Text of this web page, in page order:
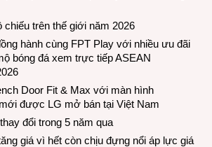
chiếu trên thế giới năm 2026
hành cùng FPT Play với nhiều ưu đãi
bóng đá xem trực tiếp ASEAN
Door Fit & Max với màn hình
được LG mở bán tại Việt Nam
đổi trong 5 năm qua
giá vì hết còn chịu đựng nổi áp lực giá